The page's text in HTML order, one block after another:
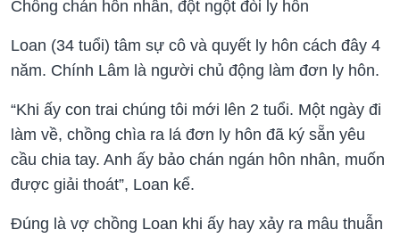
Chồng chán hôn nhân, đột ngột đòi ly hôn
Loan (34 tuổi) tâm sự cô và quyết ly hôn cách đây 4
năm. Chính Lâm là người chủ động làm đơn ly hôn.
“Khi ấy con trai chúng tôi mới lên 2 tuổi. Một ngày đi
làm về, chồng chìa ra lá đơn ly hôn đã ký sẵn yêu
cầu chia tay. Anh ấy bảo chán ngán hôn nhân, muốn
được giải thoát”, Loan kể.
Đúng là vợ chồng Loan khi ấy hay xảy ra mâu thuẫn